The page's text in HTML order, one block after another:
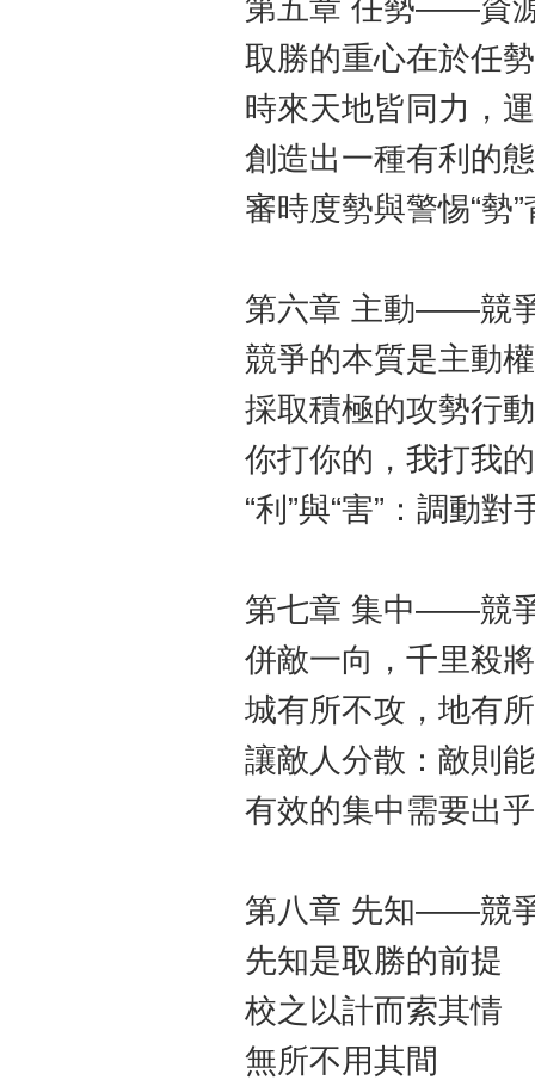
第五章 任勢——資
取勝的重心在於任勢
時來天地皆同力，
創造出一種有利的
審時度勢與警惕“勢
第六章 主動——競
競爭的本質是主動
採取積極的攻勢行動
你打你的，我打我的
“利”與“害”：調動
第七章 集中——競
併敵一向，千里殺將
城有所不攻，地有
讓敵人分散：敵則
有效的集中需要出
第八章 先知——競
先知是取勝的前提
校之以計而索其情
無所不用其間